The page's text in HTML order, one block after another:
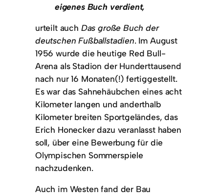
eigenes Buch verdient,
urteilt auch Das große Buch der
deutschen Fußballstadien. Im August
1956 wurde die heutige Red Bull-
Arena als Stadion der Hunderttausend
nach nur 16 Monaten(!) fertiggestellt.
Es war das Sahnehäubchen eines acht
Kilometer langen und anderthalb
Kilometer breiten Sportgeländes, das
Erich Honecker dazu veranlasst haben
soll, über eine Bewerbung für die
Olympischen Sommerspiele
nachzudenken.
Auch im Westen fand der Bau